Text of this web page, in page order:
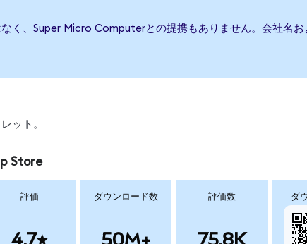
く、Super Micro Computerとの提携もありません。会社名お
ット。
Store
評価
4.7
ダウンロード数
50M+
評価数
75.8K
ダ